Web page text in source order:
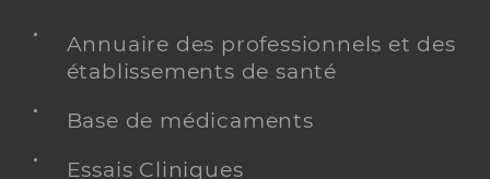
Annuaire des professionnels et des
établissements de santé
Base de médicaments
Essais Cliniques